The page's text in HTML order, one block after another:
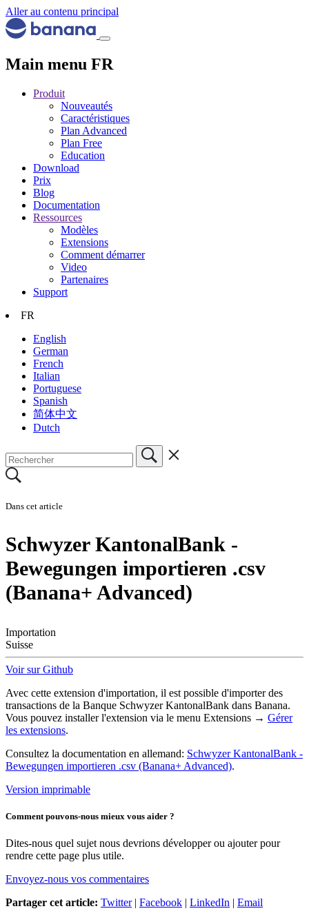
Aller au contenu principal
Main menu FR
Produit
Nouveautés
Caractéristiques
Plan Advanced
Plan Free
Education
Download
Prix
Blog
Documentation
Ressources
Modèles
Extensions
Comment démarrer
Video
Partenaires
Support
FR
English
German
French
Italian
Portuguese
Spanish
简体中文
Dutch
Dans cet article
Schwyzer KantonalBank -
Bewegungen importieren .csv
(Banana+ Advanced)
Importation
Suisse
Voir sur Github
Avec cette extension d'importation, il est possible d'importer des
transactions de la Banque Schwyzer KantonalBank dans Banana.
Vous pouvez installer l'extension via le menu Extensions → Gérer
les extensions.
Consultez la documentation en allemand: Schwyzer KantonalBank -
Bewegungen importieren .csv (Banana+ Advanced).
Version imprimable
Comment pouvons-nous mieux vous aider ?
Dites-nous quel sujet nous devrions développer ou ajouter pour
rendre cette page plus utile.
Envoyez-nous vos commentaires
Partager cet article: Twitter| Facebook | LinkedIn | Email